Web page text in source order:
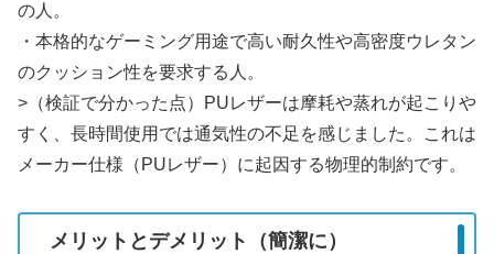
の人。
・本格的なゲーミング用途で高い耐久性や高密度ウレタン
のクッション性を要求する人。
>（検証で分かった点）PUレザーは摩耗や蒸れが起こりや
すく、長時間使用では通気性の不足を感じました。これは
メーカー仕様（PUレザー）に起因する物理的制約です。
メリットとデメリット（簡潔に）